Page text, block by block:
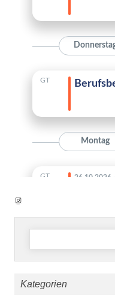
Instagram
Suchen
Kategorien